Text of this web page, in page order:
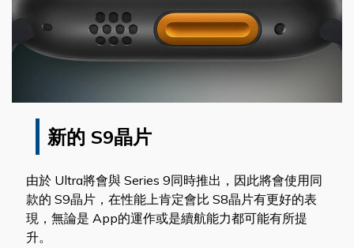
新的 S9晶片
由於 Ultra將會與 Series 9同時推出，因此將會使用同
款的 S9晶片，在性能上肯定會比 S8晶片有更好的表
現，無論是 App的運作或是續航能力都可能有所提
升。